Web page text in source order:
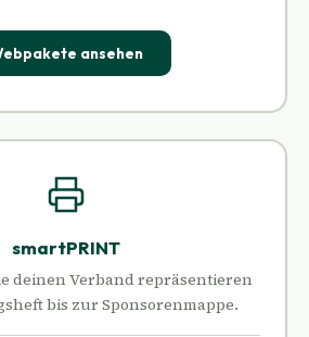
ansehen
smartPRINT
deinen Verband repräsentieren
bis zur Sponsorenmappe.